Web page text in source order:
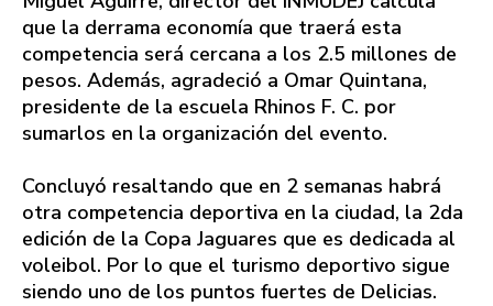
que la derrama economía que traerá esta
competencia será cercana a los 2.5 millones de
pesos. Además, agradeció a Omar Quintana,
presidente de la escuela Rhinos F. C. por
sumarlos en la organización del evento.
Concluyó resaltando que en 2 semanas habrá
otra competencia deportiva en la ciudad, la 2da
edición de la Copa Jaguares que es dedicada al
voleibol. Por lo que el turismo deportivo sigue
siendo uno de los puntos fuertes de Delicias.